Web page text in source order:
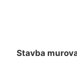
Stavba